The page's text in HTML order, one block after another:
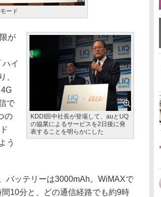
ード
KDDI田中社長が登場して、auとUQ
の協業によるサービスを2日後に発
表することを明らかにした
が
イ
、
で
の
う
バッテリーは3000mAh。WiMAXで
10分と、どの通信経路でも約9時